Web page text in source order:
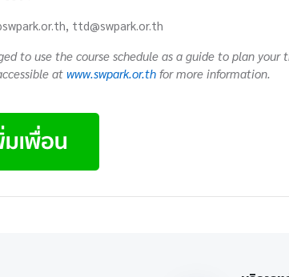
ttd@swpark.or.th
to use the course schedule as a guide to plan your
at www.swpark.or.th for more information.